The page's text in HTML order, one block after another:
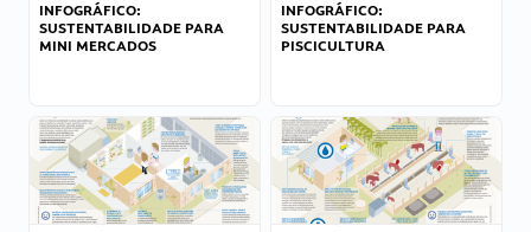
INFOGRÁFICO:
SUSTENTABILIDADE PARA
MINI MERCADOS
INFOGRÁFICO:
SUSTENTABILIDADE PARA
PISCICULTURA